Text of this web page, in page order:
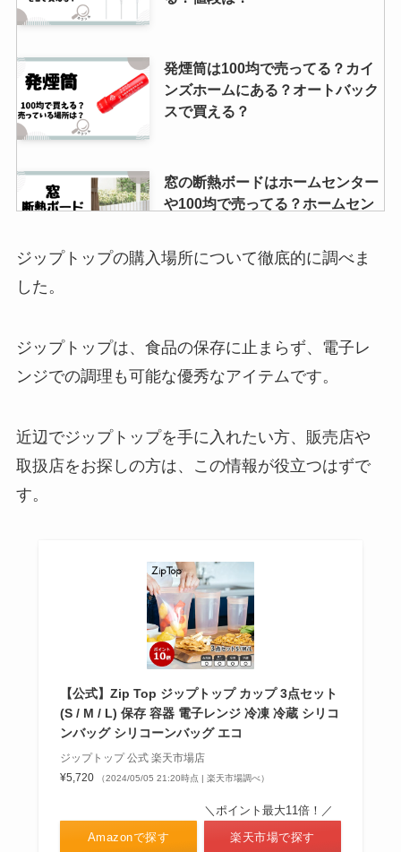
発煙筒は100均で売ってる？カイ
ンズホームにある？オートバック
スで買える？
窓の断熱ボードはホームセンター
や100均で売ってる？ホームセン
違いは？
ステロイドの強さや代替え品にな
た！
ピチットシートはどこで買える？
ホームセンターや業務スーパーに
売ってる？
ジップトップはどこで売ってる？
購入できる場所は？口コミなど紹
ジップトップの購入場所について徹底的に調べま
した。
ジップトップは、食品の保存に止まらず、電子レ
ンジでの調理も可能な優秀なアイテムです。
近辺でジップトップを手に入れたい方、販売店や
取扱店をお探しの方は、この情報が役立つはずで
す。
【公式】Zip Top ジップトップ カップ 3点セット
(S / M / L) 保存 容器 電子レンジ 冷凍 冷蔵 シリコ
ンバッグ シリコーンバッグ エコ
ジップトップ 公式 楽天市場店
¥5,720
（2024/05/05 21:20時点 | 楽天市場調べ）
Amazonで探す
＼ポイント最大11倍！／
楽天市場で探す